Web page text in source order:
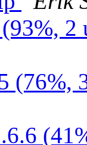
2
(76%,